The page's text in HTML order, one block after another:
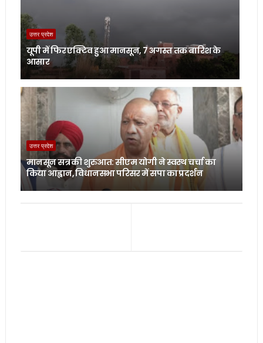
उत्तर प्रदेश
यूपी में फिर एक्टिव हुआ मानसून, 7 अगस्त तक बारिश के
आसार
उत्तर प्रदेश
मानसून सत्र की शुरुआत: सीएम योगी ने स्वस्थ चर्चा का
किया आह्वान, विधानसभा परिसर में सपा का प्रदर्शन